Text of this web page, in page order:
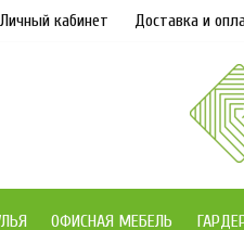
Личный кабинет Доставка и
ОФИСНАЯ МЕБЕЛЬ